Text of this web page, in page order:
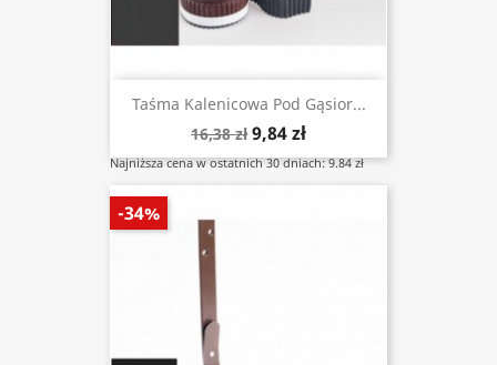
Taśma Kalenicowa Pod Gąsior...
16,38 zł 9,84 zł
Najniższa cena w ostatnich 30 dniach: 9.84 zł
-34%